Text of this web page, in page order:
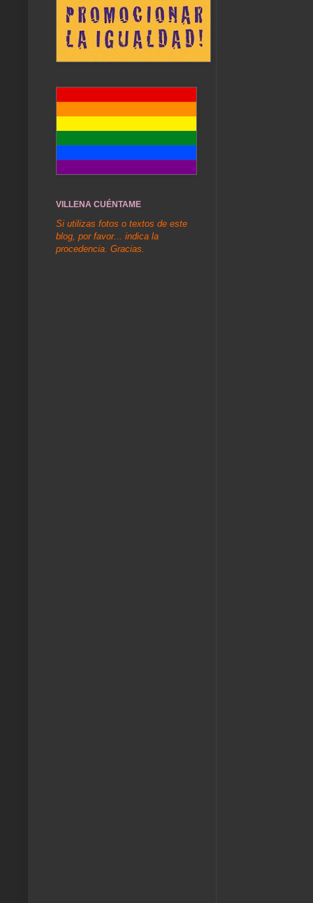
VILLENA CUÉNTAME
Si utilizas fotos o textos de este
blog, por favor... indica la
procedencia. Gracias.